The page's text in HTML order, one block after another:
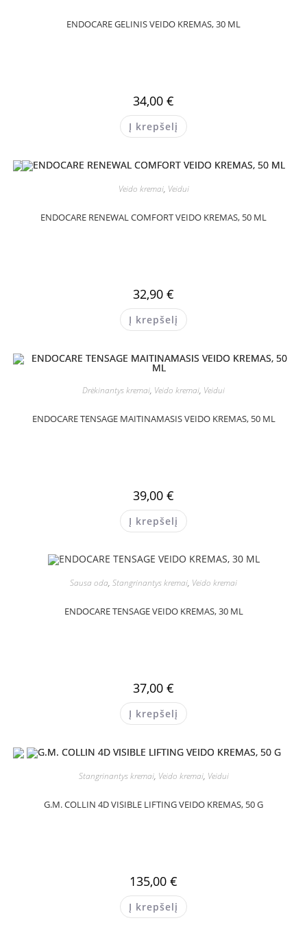
ENDOCARE GELINIS VEIDO KREMAS, 30 ML
34,00 €
Į krepšelį
Veido kremai, Veidui
ENDOCARE RENEWAL COMFORT VEIDO KREMAS, 50 ML
32,90 €
Į krepšelį
Drėkinantys kremai, Veido kremai, Veidui
ENDOCARE TENSAGE MAITINAMASIS VEIDO KREMAS, 50 ML
39,00 €
Į krepšelį
Sausa oda, Stangrinantys kremai, Veido kremai
ENDOCARE TENSAGE VEIDO KREMAS, 30 ML
37,00 €
Į krepšelį
Stangrinantys kremai, Veido kremai, Veidui
G.M. COLLIN 4D VISIBLE LIFTING VEIDO KREMAS, 50 G
135,00 €
Į krepšelį